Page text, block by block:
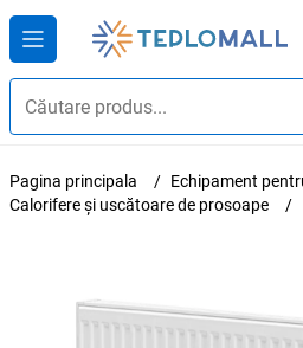
Pagina principala
Echipament
Calorifere și uscătoare de prosoape